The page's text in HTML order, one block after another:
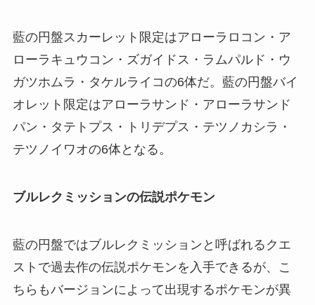
藍の円盤スカーレット限定はアローラロコン・ア
ローラキュウコン・ズガイドス・ラムパルド・ウ
ガツホムラ・タケルライコの6体だ。藍の円盤バイ
オレット限定はアローラサンド・アローラサンド
パン・タテトプス・トリデプス・テツノカシラ・
テツノイワオの6体となる。
ブルレクミッションの伝説ポケモン
藍の円盤ではブルレクミッションと呼ばれるクエ
ストで過去作の伝説ポケモンを入手できるが、こ
ちらもバージョンによって出現するポケモンが異